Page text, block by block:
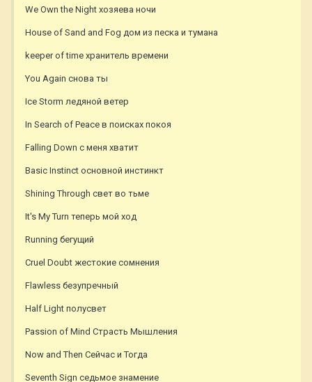
We Own the Night хозяева ночи
House of Sand and Fog дом из песка и тумана
keeper of time хранитель времени
You Again снова ты
Ice Storm ледяной ветер
In Search of Peace в поисках покоя
Falling Down с меня хватит
Basic Instinct основной инстинкт
Shining Through свет во тьме
It's My Turn теперь мой ход
Running бегущий
Cruel Doubt жестокие сомнения
Flawless безупречный
Half Light полусвет
Passion of Mind Страсть Мышления
Now and Then Сейчас и Тогда
Seventh Sign седьмое знамение